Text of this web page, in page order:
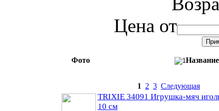
Цена от
Фото Название
1 2 3 Следующая
TRIXIE 34091 Игрушка-мяч
10 см